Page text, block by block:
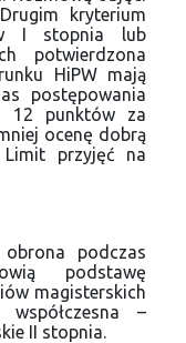
kryterium
I stopnia lub
potwierdzona
HiPW mają
postępowania
12 punktów za
ocenę dobrą
przyjęć na
podczas
podstawę
magisterskich
–
II stopnia.